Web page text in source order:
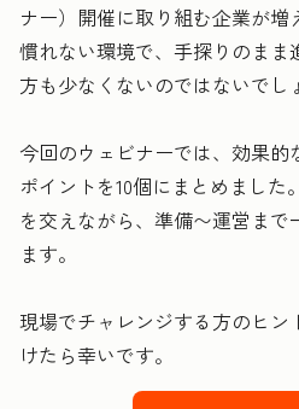
ナー）開催に取り組む企業が
慣れない環境で、手探りのま
方も少なくないのではないでし
今回のウェビナーでは、効果的
ポイントを10個にまとめました
を交えながら、準備〜運営まで
ます。
現場でチャレンジする方のヒ
けたら幸いです。